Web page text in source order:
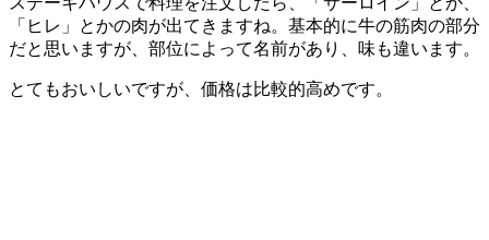
「ヒレ」とかの肉が出てきますね。基本的に牛の筋肉の部分
だと思いますが、部位によって名前があり、味も違います。
とてもおいしいですが、価格は比較的高めです。